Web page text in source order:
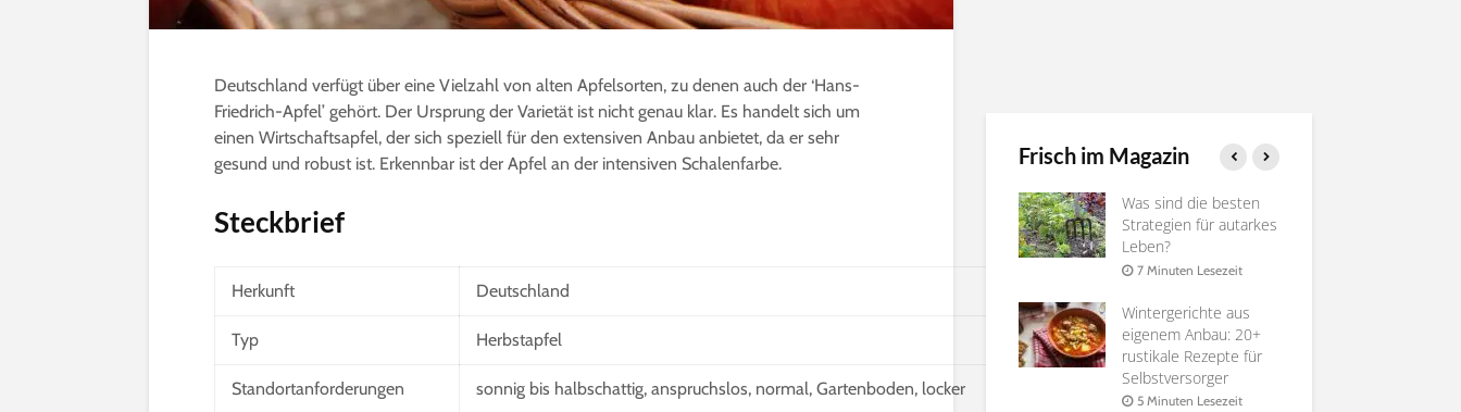
Deutschland verfügt über eine Vielzahl von alten Apfelsorten, zu denen auch der ‘Hans-
Friedrich-Apfel’ gehört. Der Ursprung der Varietät ist nicht genau klar. Es handelt sich um
einen Wirtschaftsapfel, der sich speziell für den extensiven Anbau anbietet, da er sehr
gesund und robust ist. Erkennbar ist der Apfel an der intensiven Schalenfarbe.
Steckbrief
Herkunft Deutschland
Typ Herbstapfel
Standortanforderungen sonnig bis halbschattig, anspruchslos, normal, Gartenboden, locker
Frisch im Magazin
Affenbrotbaum,
3 Minuten Lesezeit
Was sind die besten
Strategien für autarkes
Leben?
7 Minuten Lesezeit
Wintergerichte aus
eigenem Anbau: 20+
rustikale Rezepte für
Selbstversorger
5 Minuten Lesezeit